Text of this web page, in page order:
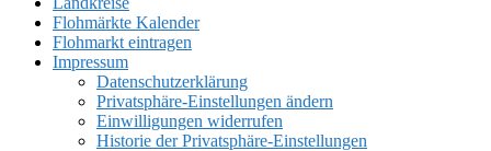
Flohmärkte Kalender
Flohmarkt eintragen
Impressum
Datenschutzerklärung
Privatsphäre-Einstellungen ändern
Einwilligungen widerrufen
Historie der Privatsphäre-Einstellungen